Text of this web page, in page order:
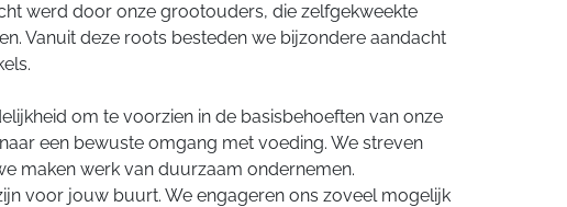
werd door onze grootouders, die zelfgekweekte
Vanuit deze roots besteden we bijzondere aandacht
om te voorzien in de basisbehoeften van onze
een bewuste omgang met voeding. We streven
maken werk van duurzaam ondernemen.
voor jouw buurt. We engageren ons zoveel mogelijk